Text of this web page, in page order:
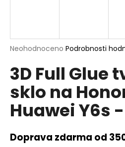
Průměrné
produktu
je
z
5
hvězdiček.
Neohodnoceno Podrobnosti
3D Full Glue
sklo na
Huawei Y6s
Doprava zdarma od
í
t
?
HLEDAT